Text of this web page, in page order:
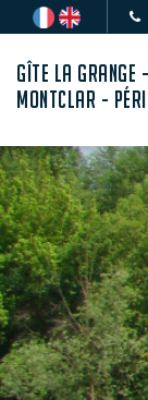
GÎTE LA GRANGE
MONTCLAR -